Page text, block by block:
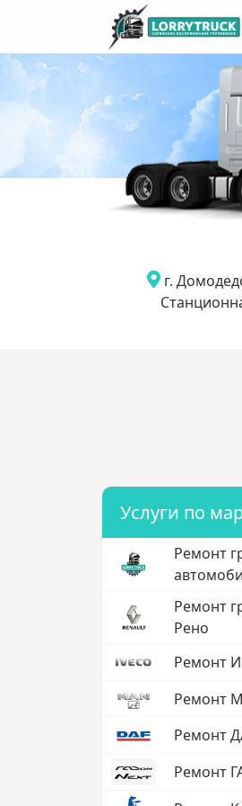
г.
Услуги по
Ремонт
Ремонт
Рено
Ремонт
Ремонт
Ремонт
Ремонт